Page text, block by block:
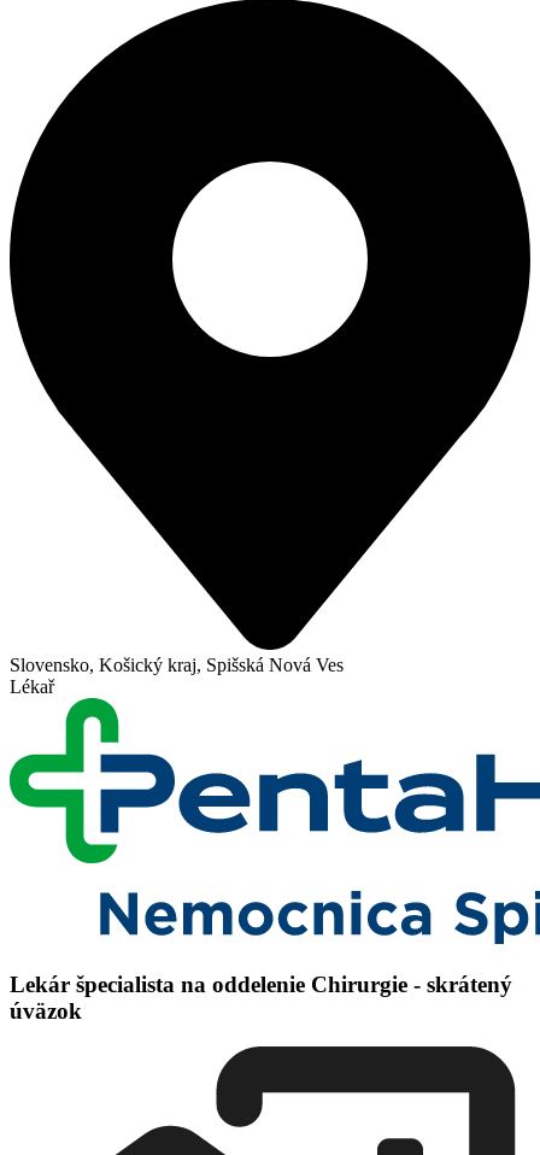
Slovensko, Košický kraj, Spišská Nová Ves
Lékař
Lekár špecialista na oddelenie Chirurgie - skrátený
úväzok